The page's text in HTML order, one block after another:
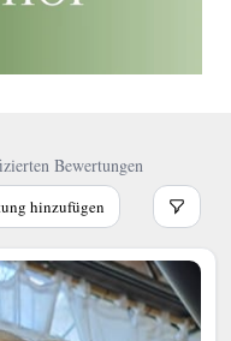
Bewertungen
hinzufügen